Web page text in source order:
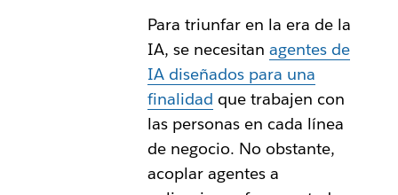
Para triunfar en la era de la
IA, se necesitan agentes de
IA diseñados para una
finalidad que trabajen con
las personas en cada línea
de negocio. No obstante,
acoplar agentes a